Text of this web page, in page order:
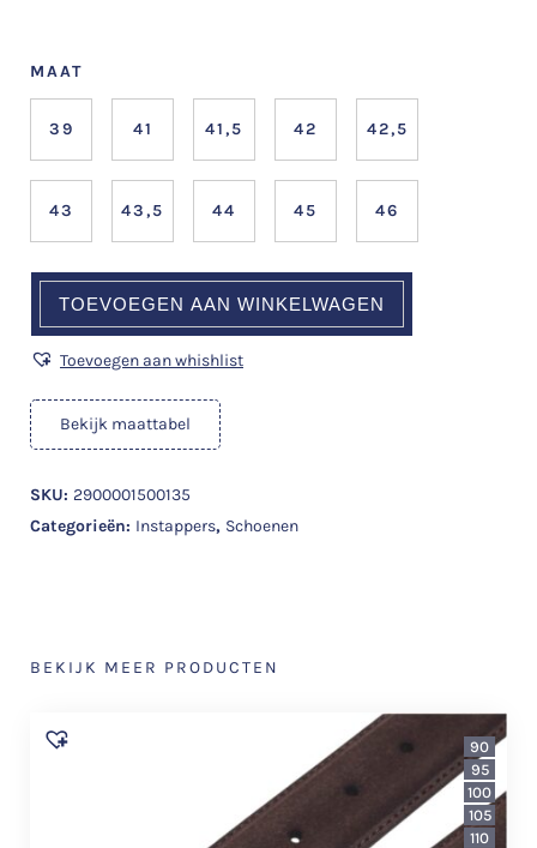
MAAT
39 41 41,5 42 42,5
43 43,5 44 45 46
TOEVOEGEN AAN WINKELWAGEN
Toevoegen aan whishlist
Bekijk maattabel
SKU: 2900001500135
Categorieën: Instappers, Schoenen
BEKIJK MEER PRODUCTEN
90
95
100
105
110